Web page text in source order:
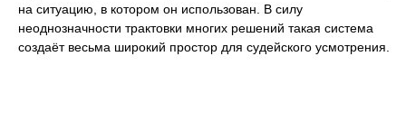
на ситуацию, в котором он использован. В силу
неоднозначности трактовки многих решений такая система
создаёт весьма широкий простор для судейского усмотрения.